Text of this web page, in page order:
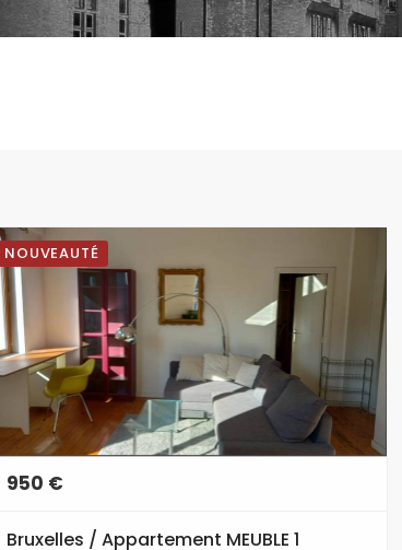
NOUVEAUTÉ
950 €
Bruxelles / Appartement MEUBLE 1